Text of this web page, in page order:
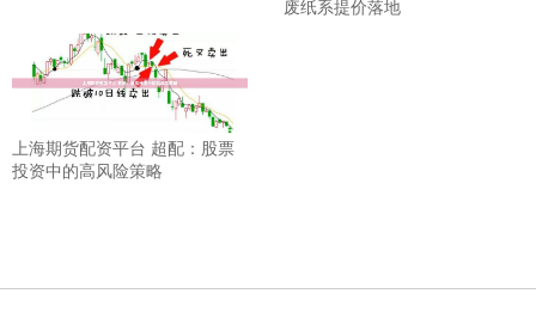
废纸系提价落地
上海期货配资平台 超配：股票
投资中的高风险策略